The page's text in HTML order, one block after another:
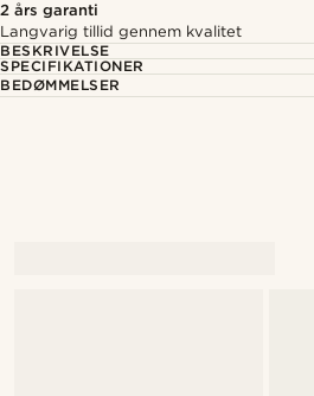
2 års garanti
Langvarig tillid gennem kvalitet
BESKRIVELSE
SPECIFIKATIONER
BEDØMMELSER